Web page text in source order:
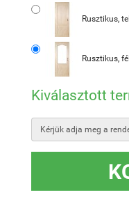
Rusztikus,
Rusztikus,
Kiválasztott
Kérjük adja meg a